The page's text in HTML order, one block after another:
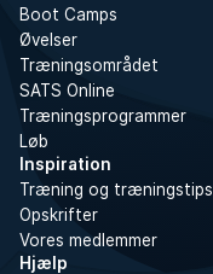
Boot Camps
Øvelser
Træningsområdet
SATS Online
Træningsprogrammer
Løb
Inspiration
Træning og træningstips
Opskrifter
Vores medlemmer
Hjælp